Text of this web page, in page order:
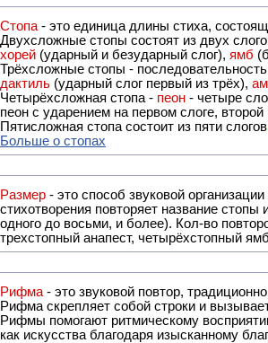
Стопа - это единица длины стиха,
Двухсложные стопы состоят из двух
хорей (ударный и безударный слог), ямб
Трёхсложные стопы - последовательность
дактиль (ударный слог первый из трёх),
Четырёхсложная стопа - пеон - четыре
пеон с ударением на первом слоге,
Пятисложная стопа состоит из пяти
Больше о стопах
Размер - это способ звуковой
стихотворения повторяет название
одного до восьми, и более). Кол-во
трехстопный анапест, четырёхстопный
Рифма
- это звуковой
Рифма скрепляет собой строки и
Рифмы помогают ритмическому
как искусства благодаря изысканному